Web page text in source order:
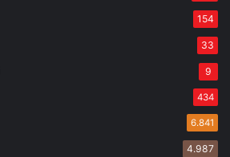
154
33
9
434
6.841
4.987